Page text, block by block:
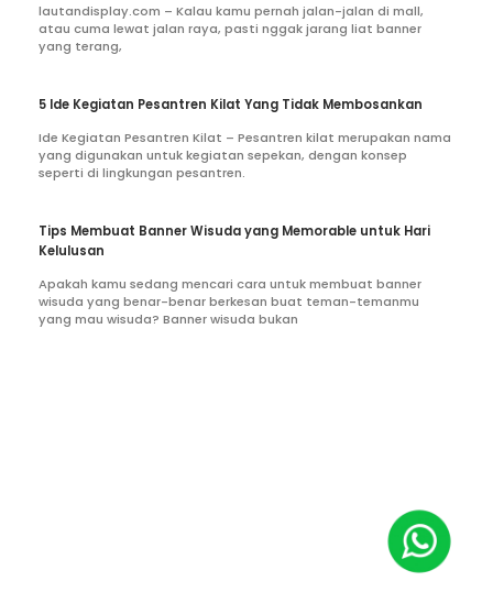
lautandisplay.com – Kalau kamu pernah jalan-jalan di mall,
atau cuma lewat jalan raya, pasti nggak jarang liat banner
yang terang,
5 Ide Kegiatan Pesantren Kilat Yang Tidak Membosankan
Ide Kegiatan Pesantren Kilat – Pesantren kilat merupakan nama
yang digunakan untuk kegiatan sepekan, dengan konsep
seperti di lingkungan pesantren.
Tips Membuat Banner Wisuda yang Memorable untuk Hari
Kelulusan
Apakah kamu sedang mencari cara untuk membuat banner
wisuda yang benar-benar berkesan buat teman-temanmu
yang mau wisuda? Banner wisuda bukan